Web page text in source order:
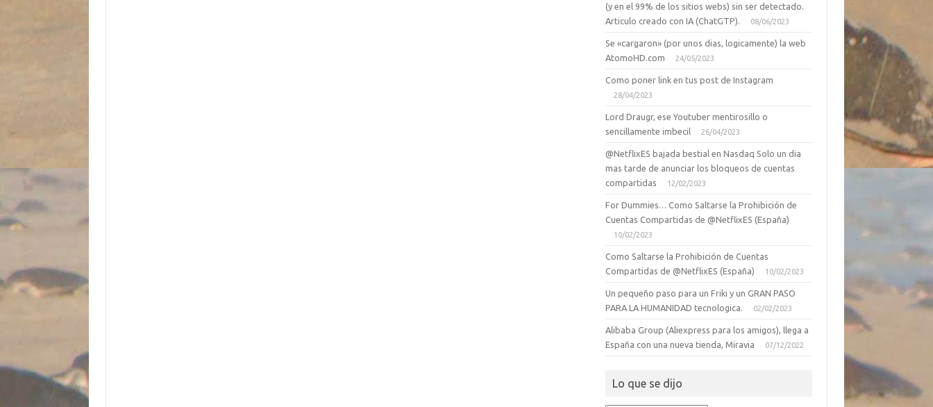
(y en el 99% de los sitios webs) sin ser detectado.
Articulo creado con IA (ChatGTP).
08/06/2023
Se «cargaron» (por unos dias, logicamente) la web
AtomoHD.com
24/05/2023
Como poner link en tus post de Instagram
28/04/2023
Lord Draugr, ese Youtuber mentirosillo o
sencillamente imbecil
26/04/2023
@NetflixES bajada bestial en Nasdaq Solo un dia
mas tarde de anunciar los bloqueos de cuentas
compartidas
12/02/2023
For Dummies… Como Saltarse la Prohibición de
Cuentas Compartidas de @NetflixES (España)
10/02/2023
Como Saltarse la Prohibición de Cuentas
Compartidas de @NetflixES (España)
10/02/2023
Un pequeño paso para un Friki y un GRAN PASO
PARA LA HUMANIDAD tecnologica.
02/02/2023
Alibaba Group (Aliexpress para los amigos), llega a
España con una nueva tienda, Miravia
07/12/2022
Lo que se dijo